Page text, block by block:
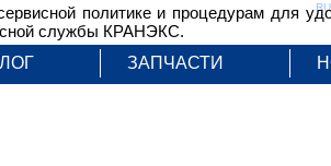
ЗАПЧАСТИ
политике и процедурам для
службы КРАНЭКС.